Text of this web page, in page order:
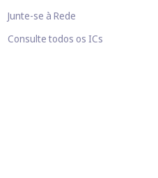
Junte-se à Rede
Consulte todos os ICs